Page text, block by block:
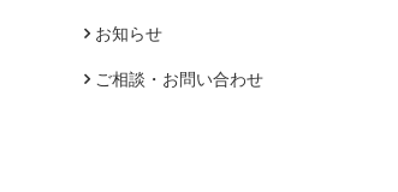
お知らせ
ご相談・お問い合わせ